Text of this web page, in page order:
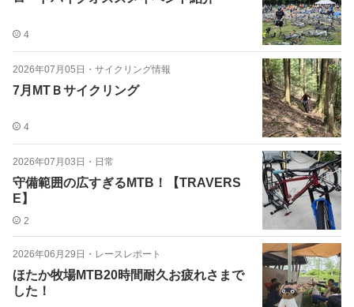
4
2026年07月05日 ・ サイクリング情報
7月MTＢサイクリング
4
2026年07月03日 ・ 日常
守備範囲の広すぎるMTB！【TRAVERS
E】
2
2026年06月29日 ・ レースレポート
ほたか牧場MTB20時間耐久お疲れさまで
した！